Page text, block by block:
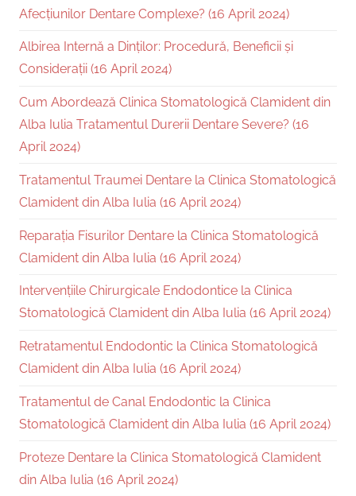
Afecțiunilor Dentare Complexe? (16 April 2024)
Albirea Internă a Dinților: Procedură, Beneficii și
Considerații (16 April 2024)
Cum Abordează Clinica Stomatologică Clamident din
Alba Iulia Tratamentul Durerii Dentare Severe? (16
April 2024)
Tratamentul Traumei Dentare la Clinica Stomatologică
Clamident din Alba Iulia (16 April 2024)
Reparația Fisurilor Dentare la Clinica Stomatologică
Clamident din Alba Iulia (16 April 2024)
Intervențiile Chirurgicale Endodontice la Clinica
Stomatologică Clamident din Alba Iulia (16 April 2024)
Retratamentul Endodontic la Clinica Stomatologică
Clamident din Alba Iulia (16 April 2024)
Tratamentul de Canal Endodontic la Clinica
Stomatologică Clamident din Alba Iulia (16 April 2024)
Proteze Dentare la Clinica Stomatologică Clamident
din Alba Iulia (16 April 2024)